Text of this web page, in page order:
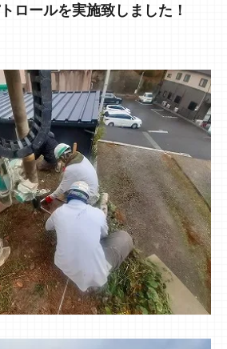
ロールを実施致しました！